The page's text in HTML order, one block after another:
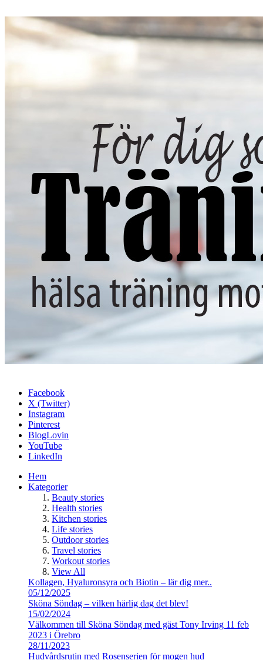
Facebook
X (Twitter)
Instagram
Pinterest
BlogLovin
YouTube
LinkedIn
Hem
Kategorier
Beauty stories
Health stories
Kitchen stories
Life stories
Outdoor stories
Travel stories
Workout stories
View All
Kollagen, Hyaluronsyra och Biotin – lär dig mer..
05/12/2025
Sköna Söndag – vilken härlig dag det blev!
15/02/2024
Välkommen till Sköna Söndag med gäst Tony Irving 11 feb
2023 i Örebro
28/11/2023
Hudvårdsrutin med Rosenserien för mogen hud